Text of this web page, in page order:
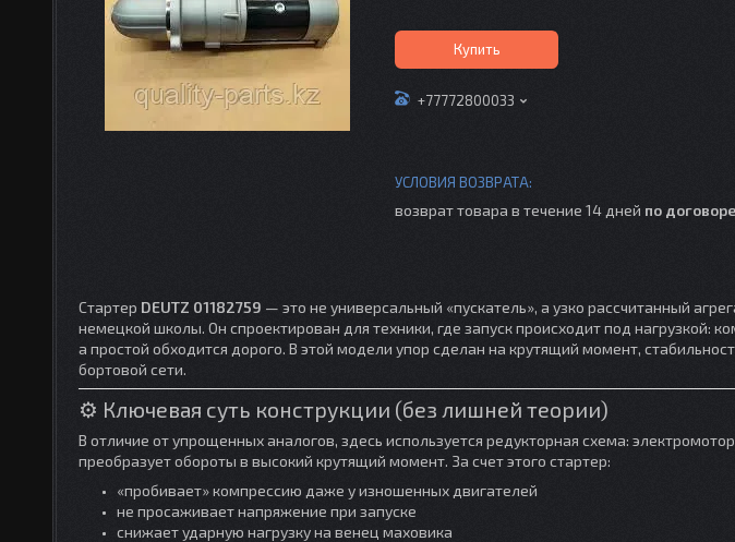
Купить
+77772800033
возврат товара в течение 14 дней по
Стартер DEUTZ 01182759 — это не универсальный «пускатель», а узко рассчитанный
немецкой школы. Он спроектирован для техники, где запуск происходит под нагрузкой:
а простой обходится дорого. В этой модели упор сделан на крутящий момент,
бортовой сети.
⚙️ Ключевая суть конструкции (без лишней теории)
В отличие от упрощенных аналогов, здесь используется редукторная схема:
преобразует обороты в высокий крутящий момент. За счет этого стартер:
«пробивает» компрессию даже у изношенных двигателей
не просаживает напряжение при запуске
снижает ударную нагрузку на венец маховика